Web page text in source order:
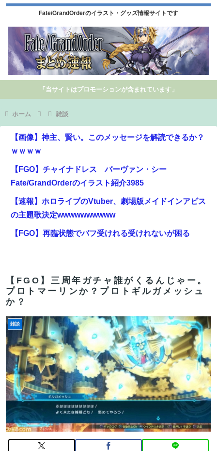
Fate/GrandOrderのイラスト・グッズ情報サイトです
「当サイトはプロモーションが含まれています」
ホーム 雑談
【画像】神主、賢い。このメッセージを解読できるか？
ｗｗｗｗ
【FGO】チャイナドレス バーヴァン・シー
Fate/GrandOrderのイラスト紹介3985
【速報】ホロライブのVtuber、劇場版メイドインアビス
の主題歌決定wwwwwwwwww
【FGO】再臨状態でバフ受けれる受けれないが困る
【FGO】バッファーとしても十分使えるね。レオニダス
強化みんなの反応まとめ
【画像】コミケのインタビュー、とんでもない逸材が登
場ｗｗｗｗｗｗ 【Pickup07092041】
【FGO】スルトくんは保険に使えたのかね実際
【FGO】ティアマト Fate/GrandOrderのイラスト紹介
3984
【FGO】まず宇宙進出が霊長譲ることに繋がるのが納得
してない
【雑談】アニプレックスってFGO以外で稼げるスマホゲ
ームってあるんだっけ？
【FGO】三周年ガチャ誰がくるんじゃー。
プロトマーリンか？プロトギルガメッシュ
か？
雑談